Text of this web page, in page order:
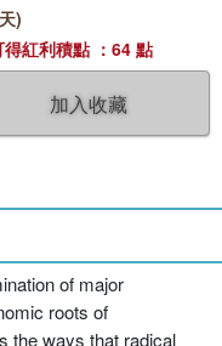
加入收藏
)
紅利積點 ：64 點
of major
roots of
the ways that radical